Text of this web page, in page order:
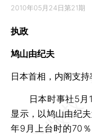
2010年05月24日第21期
执政
鸠山由纪夫
日本首相，内阁支
日本时事社5月
显示，以鸠山由纪
年9月上台时的70